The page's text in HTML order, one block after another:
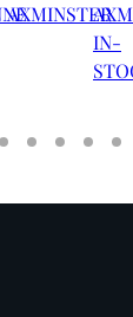
AXMINSTER
IN-